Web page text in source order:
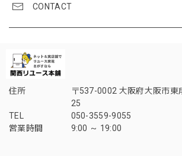
CONTACT
住所
〒537-0002 大阪府大阪市東
25
TEL
050-3559-9055
営業時間
9:00 ～ 19:00